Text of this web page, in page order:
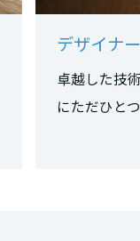
デザイナ
卓越した技
にただひ